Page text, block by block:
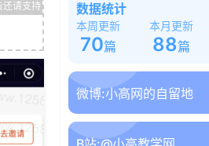
数据统计
本周更新
70篇
本月更新
88篇
微博:小高网的自留地